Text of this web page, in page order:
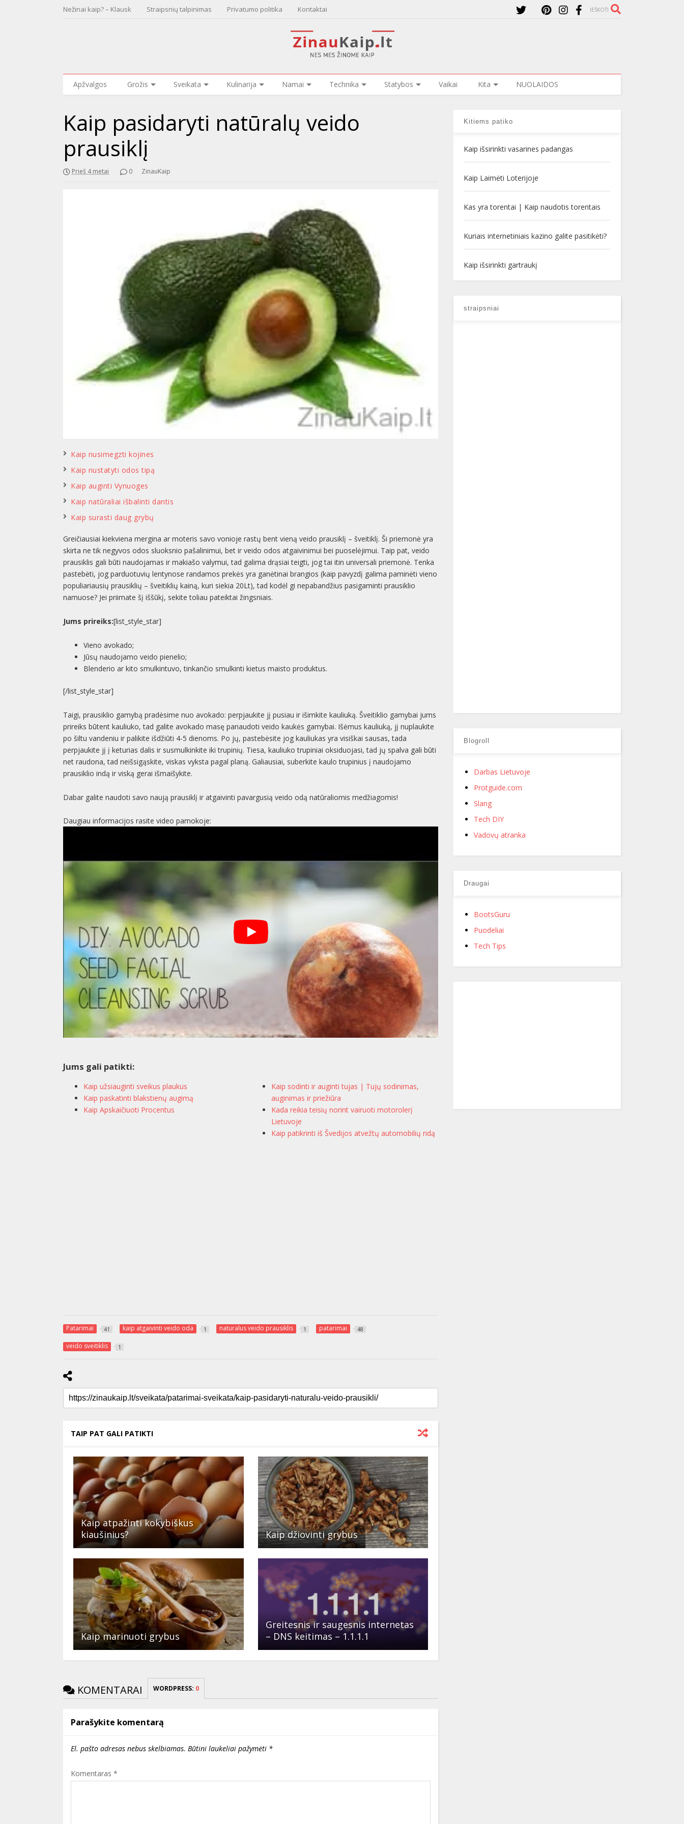
Nežinai kaip? – Klausk Straipsnių talpinimas Privatumo politika Kontaktai IEŠKOTI
Apžvalgos Grožis Sveikata Kulinarija Namai Technika Statybos Vaikai Kita NUOLAIDOS
Kaip pasidaryti natūralų veido
prausiklį
Prieš 4 metai 0 ZinauKaip
Kaip nusimegzti kojines
Kaip nustatyti odos tipą
Kaip auginti Vynuoges
Kaip natūraliai išbalinti dantis
Kaip surasti daug grybų
Greičiausiai kiekviena mergina ar moteris savo vonioje rastų bent vieną veido prausiklį – šveitiklį. Ši priemonė yra
skirta ne tik negyvos odos sluoksnio pašalinimui, bet ir veido odos atgaivinimui bei puoselėjimui. Taip pat, veido
prausiklis gali būti naudojamas ir makiašo valymui, tad galima drąsiai teigti, jog tai itin universali priemonė. Tenka
pastebėti, jog parduotuvių lentynose randamos prekės yra ganėtinai brangios (kaip pavyzdį galima paminėti vieno
populiariausių prausiklių – šveitiklių kainą, kuri siekia 20Lt), tad kodėl gi nepabandžius pasigaminti prausiklio
namuose? Jei priimate šį iššūkį, sekite toliau pateiktai žingsniais.
Jums prireiks:[list_style_star]
Vieno avokado;
Jūsų naudojamo veido pienelio;
Blenderio ar kito smulkintuvo, tinkančio smulkinti kietus maisto produktus.
[/list_style_star]
Taigi, prausiklio gamybą pradėsime nuo avokado: perpjaukite jį pusiau ir išimkite kauliuką. Šveitiklio gamybai jums
prireiks būtent kauliuko, tad galite avokado masę panaudoti veido kaukės gamybai. Išėmus kauliuką, jį nuplaukite
po šiltu vandeniu ir palikite išdžiūti 4-5 dienoms. Po jų, pastebėsite jog kauliukas yra visiškai sausas, tada
perpjaukite jį į keturias dalis ir susmulkinkite iki trupinių. Tiesa, kauliuko trupiniai oksiduojasi, tad jų spalva gali būti
net raudona, tad neišsigąskite, viskas vyksta pagal planą. Galiausiai, suberkite kaulo trupinius į naudojamo
prausiklio indą ir viską gerai išmaišykite.
Dabar galite naudoti savo naują prausiklį ir atgaivinti pavargusią veido odą natūraliomis medžiagomis!
Daugiau informacijos rasite video pamokoje:
Jums gali patikti:
Kaip užsiauginti sveikus plaukus
Kaip paskatinti blakstienų augimą
Kaip Apskaičiuoti Procentus
Kaip sodinti ir auginti tujas | Tujų sodinimas,
auginimas ir priežiūra
Kada reikia teisių norint vairuoti motorolerį
Lietuvoje
Kaip patikrinti iš Švedijos atvežtų automobilių ridą
Patarimai 41 kaip atgaivinti veido oda 1 naturalus veido prausiklis 1 patarimai 48
veido sveitiklis 1
TAIP PAT GALI PATIKTI
Kaip atpažinti kokybiškus
kiaušinius?
Kaip džiovinti grybus
Kaip marinuoti grybus
Greitesnis ir saugesnis internetas
– DNS keitimas – 1.1.1.1
KOMENTARAI WORDPRESS: 0
Parašykite komentarą
El. pašto adresas nebus skelbiamas. Būtini laukeliai pažymėti *
Komentaras*
Kitiems patiko
Kaip išsirinkti vasarines padangas
Kaip Laimėti Loterijoje
Kas yra torentai | Kaip naudotis torentais
Kuriais internetiniais kazino galite pasitikėti?
Kaip išsirinkti gartraukį
straipsniai
Blogroll
Darbas Lietuvoje
Protguide.com
Slang
Tech DIY
Vadovų atranka
Draugai
BootsGuru
Puodeliai
Tech Tips